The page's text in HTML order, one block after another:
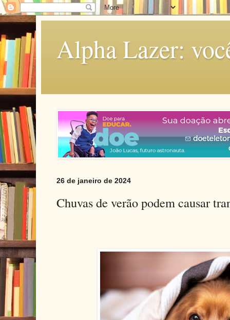
Alpha Lazer:
26 de janeiro de 2024
Chuvas de verão podem causar